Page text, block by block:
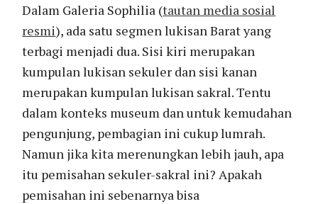
Dalam Galeria Sophilia (tautan media sosial
resmi), ada satu segmen lukisan Barat yang
terbagi menjadi dua. Sisi kiri merupakan
kumpulan lukisan sekuler dan sisi kanan
merupakan kumpulan lukisan sakral. Tentu
dalam konteks museum dan untuk kemudahan
pengunjung, pembagian ini cukup lumrah.
Namun jika kita merenungkan lebih jauh, apa
itu pemisahan sekuler-sakral ini? Apakah
pemisahan ini sebenarnya bisa